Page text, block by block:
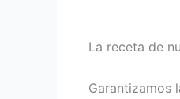
La receta de
Garantizamos